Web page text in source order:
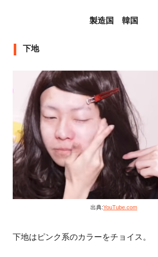
製造国 韓国
下地
出典:YouTube.com
下地はピンク系のカラーをチョイス。